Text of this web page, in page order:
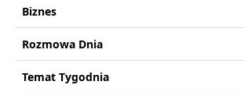
Biznes
Rozmowa Dnia
Temat Tygodnia